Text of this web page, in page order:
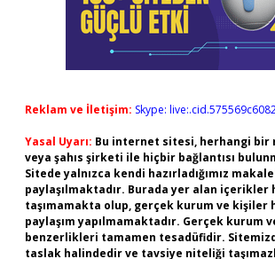
Reklam ve İletişim: Skype:
Yasal Uyarı: Bu internet sitesi, herhangi bir
veya şahıs şirketi ile hiçbir bağlantısı
Sitede yalnızca kendi hazırladığımız
paylaşılmaktadır. Burada yer alan içerikler
taşımamakta olup, gerçek kurum ve kişiler
paylaşım yapılmamaktadır. Gerçek kurum
benzerlikleri tamamen tesadüfidir.
taslak halindedir ve tavsiye niteliği